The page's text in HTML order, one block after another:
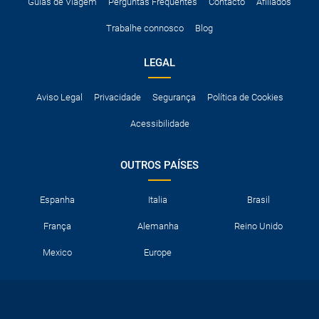
Trabalhe connosco Blog
LEGAL
Aviso Legal Privacidade Segurança Política de Cookies
Acessibilidade
OUTROS PAÍSES
Espanha Italia Brasil
França Alemanha Reino Unido
Mexico Europe